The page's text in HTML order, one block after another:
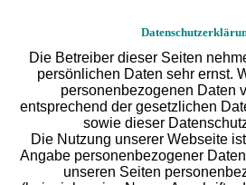
Die Betreiber dieser Seiten
persönlichen Daten sehr ernst.
personenbezogenen Daten
entsprechend der gesetzlichen
sowie dieser
Die Nutzung unserer Webseite
Angabe personenbezogener
unseren Seiten